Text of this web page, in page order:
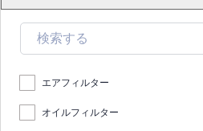
エアフィルター
オイルフィルター